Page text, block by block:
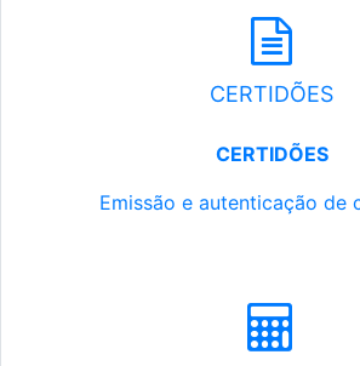
CERTIDÕES
CERTIDÕES
Emissão e autenticação de